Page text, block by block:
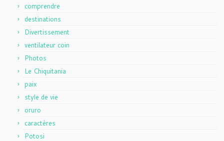
comprendre
destinations
Divertissement
ventilateur coin
Photos
Le Chiquitania
paix
style de vie
oruro
caractères
Potosi